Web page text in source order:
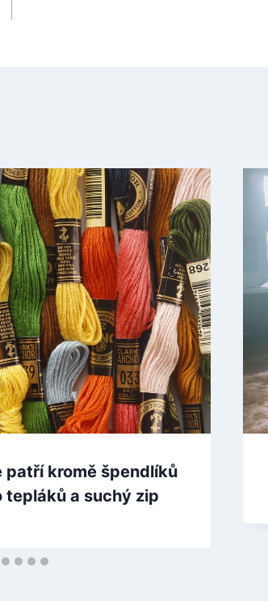
patří kromě špendlíků
tepláků a suchý zip